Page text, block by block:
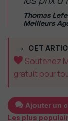
Thomas
Meilleurs
CET
Soutenez
gratuit pour
Ajouter un
Les plus